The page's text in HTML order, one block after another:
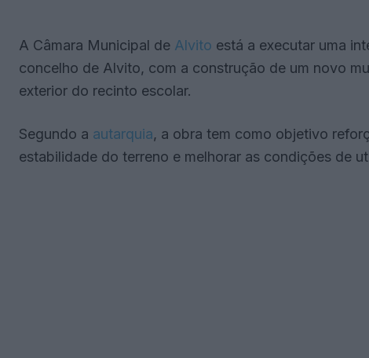
A Câmara Municipal de Alvito está a executar uma
concelho de Alvito, com a construção de um novo
exterior do recinto escolar.
Segundo a autarquia, a obra tem como objetivo
estabilidade do terreno e melhorar as condições de